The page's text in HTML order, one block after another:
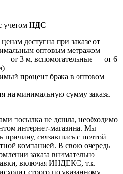
учетом НДС
доступна при заказе от
оптовым метражом
от 3 м, вспомогательные — от 6
процент брака в оптовом
на минимальную сумму заказа.
посылка не дошла, необходимо
интернет-магазина. Мы
причину, связавшись с почтой
компанией. В свою очередь
заказа внимательно
включая ИНДЕКС, т.к.
строго по указанному